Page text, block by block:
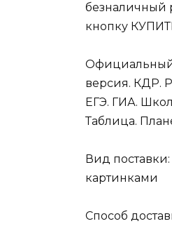
безналичный
кнопку
Официальный
версия. КДР.
ЕГЭ. ГИА.
Таблица.
Вид
картинками
Способ